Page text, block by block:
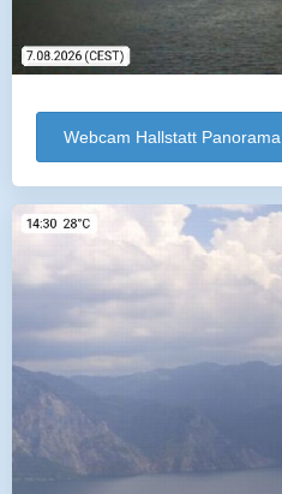
Webcam Hallstatt Panorama